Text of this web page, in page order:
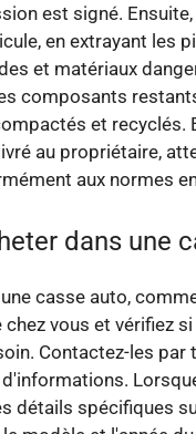
est signé.
en extrayant les
et matériaux
composants
et recyclés.
au propriétaire,
aux normes
dans une
casse auto,
vous et vérifiez
Contactez-les par
détails spécifiques